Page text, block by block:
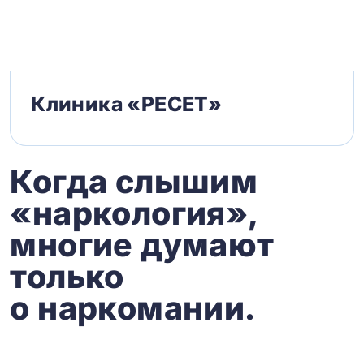
Клиника «РЕСЕТ»
Когда слышим
«наркология»,
многие думают
только
о наркомании.